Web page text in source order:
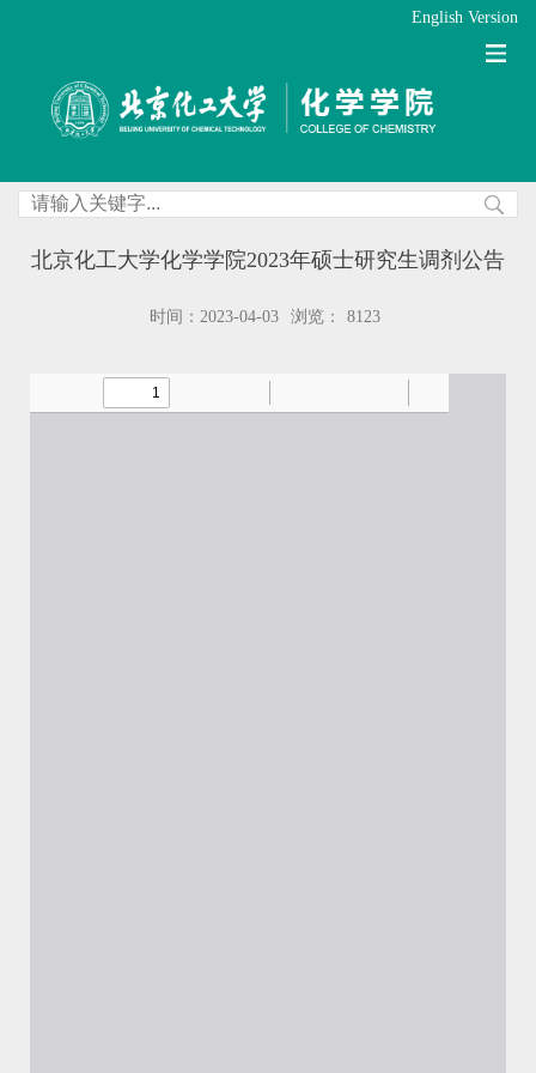
English Version
北京化工大学化学学院2023年硕士研究生调剂公告
时间：2023-04-03 浏览： 8123